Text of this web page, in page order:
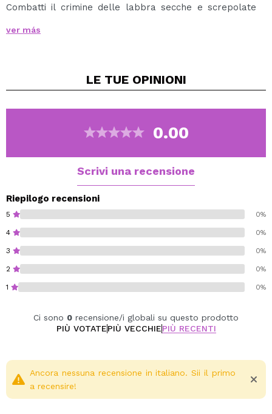
Combatti il crimine delle labbra secche e screpolate
Questi balsami per labbra fungono anche da divertenti
Raccoglili e diventa il più potente!
ver más
LE TUE OPINIONI
0.00
Scrivi una recensione
Riepilogo recensioni
5 0%
4 0%
3 0%
2 0%
1 0%
Ci sono 0 recensione/i globali su questo prodotto
PIÙ VOTATEPIÙ VECCHIEPIÙ RECENTI
Ancora nessuna recensione in italiano. Sii il primo
a recensire!